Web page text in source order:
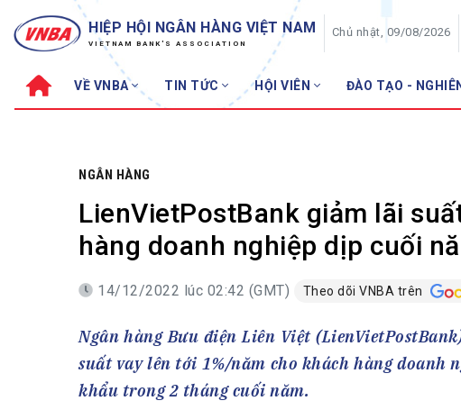
HIỆP HỘI NGÂN HÀNG VIỆT NAM
VIETNAM BANK'S ASSOCIATION
Chủ nhật, 09/08/2026
VỀ VNBA TIN TỨC HỘI VIÊN ĐÀO TẠO -
Sơ đồ tổ chức
Hội đồng Hiệp hội
Cơ quan Thường trực
VNBA các thời kỳ
Thành tích – Giải thưởng
30 năm VNBA
Bản tin Tuần VNBA
Tin Hội viên
Tin ngành ngân hàng
Đào tạo
Fintech
NGÂN HÀNG
LienVietPostBank giảm lãi
hàng doanh nghiệp dịp cuối
14/12/2022 lúc 02:42 (GMT) Theo dõi VNBA trên
Ngân hàng Bưu điện Liên Việt
suất vay lên tới 1%/năm cho khách hàng doanh
khẩu trong 2 tháng cuối năm.